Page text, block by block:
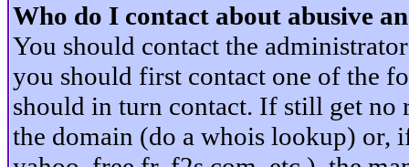
Who do I contact about abusive
You should contact the
you should first contact one of the
should in turn contact. If still get no
the domain (do a whois lookup) or,